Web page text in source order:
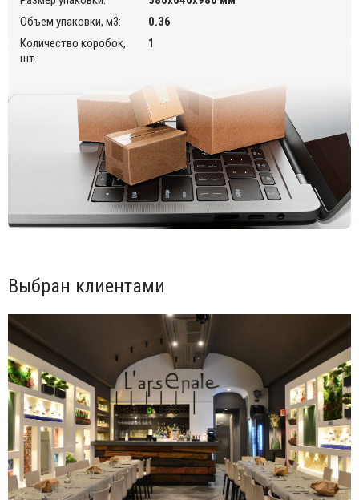
Объем упаковки, м3:
0.36
Количество коробок,
шт.:
1
Выбран клиентами